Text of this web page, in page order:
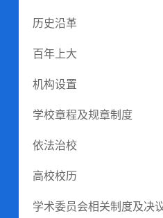
历史沿革
百年上大
机构设置
学校章程及规章制度
依法治校
高校校历
学术委员会相关制度及决